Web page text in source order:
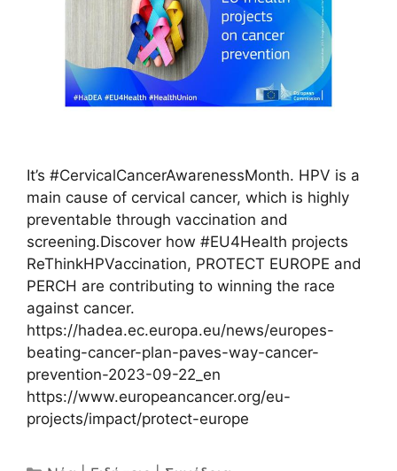
It’s #CervicalCancerAwarenessMonth. HPV is a
main cause of cervical cancer, which is highly
preventable through vaccination and
screening.Discover how #EU4Health projects
ReThinkHPVaccination, PROTECT EUROPE and
PERCH are contributing to winning the race
against cancer.
https://hadea.ec.europa.eu/news/europes-
beating-cancer-plan-paves-way-cancer-
prevention-2023-09-22_en
https://www.europeancancer.org/eu-
projects/impact/protect-europe